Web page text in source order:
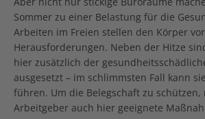
Sommer zu einer Belastung für die
Arbeiten im Freien stellen den Körper vor
Herausforderungen. Neben der Hitze
hier zusätzlich der
ausgesetzt – im schlimmsten Fall kann
führen. Um die Belegschaft zu schützen,
Arbeitgeber auch hier geeignete